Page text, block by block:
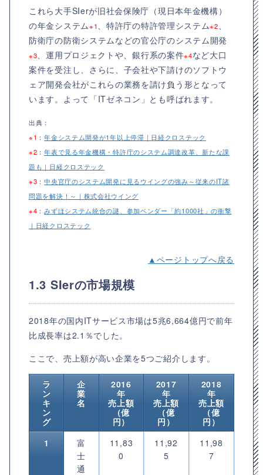
これら大手SIerが旧社会保険庁（現日本年金機構）
の年金システム※1 、特許庁の特許管理システム※2
防衛庁の防衛システムなどの官公庁のシステム開発
※3 、運用プロジェクトや、銀行系の案件※4など大口
案件を受注し、さらに、子会社や下請けのソフトウ
ェア開発会社がこれらの業務を請け負う形となって
います。よって「ITゼネコン」とも呼ばれます。
出典：
※1 ：年金システム開発が1年以上停滞｜日経クロステック
※2 ：年表で見る年金機構・特許庁のシステム調達改革、新たな課
題も｜日経クロステック
※3 ：中央官庁のシステム開発に見るウイングの強み～従来のIT諸
問題を解決！～｜株式会社ウイング
※4 ：みずほシステム統合の謎、参加ベンダー「約1000社」の衝撃
｜日経クロステック
▲ページトップへ戻る
1.3 SIerの市場規模
2018年の国内ITサービス市場は5兆6,664億円で前年
比成長率は2.1％でした。
ここで、売上額が高い企業を5つご紹介します。
ラ
ン
キ
ン
グ
企
業
名
2016
年
売上額
（億
円）
2017
年
売上額
（億
円）
2018
年
売上額
（億
円）
1
富
士
通
11,83
0
11,92
5
11,98
7